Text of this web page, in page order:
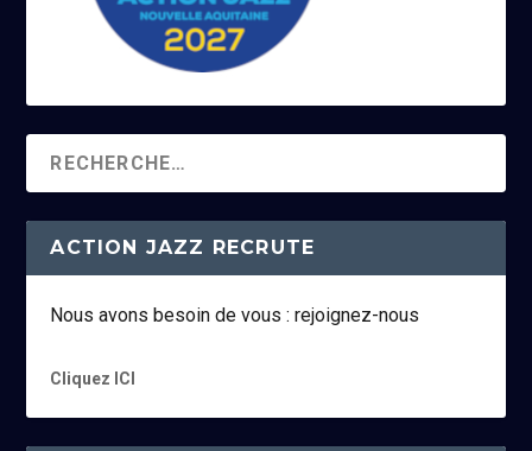
ACTION JAZZ RECRUTE
Nous avons besoin de vous : rejoignez-nous
Cliquez ICI